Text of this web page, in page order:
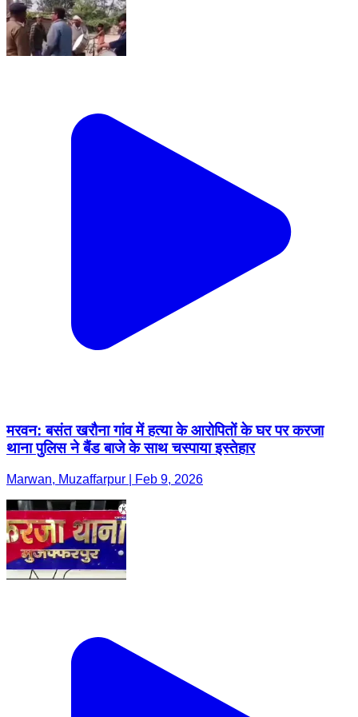
मरवन: बसंत खरौना गांव में हत्या के आरोपितों के घर पर करजा
थाना पुलिस ने बैंड बाजे के साथ चस्पाया इस्तेहार
Marwan, Muzaffarpur | Feb 9, 2026